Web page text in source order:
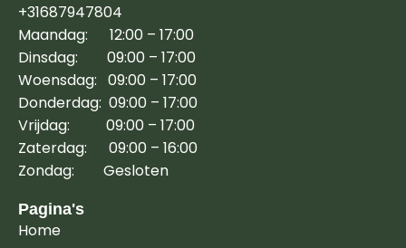
+31687947804
Maandag: 12:00 – 17:00
Dinsdag: 09:00 – 17:00
Woensdag: 09:00 – 17:00
Donderdag: 09:00 – 17:00
Vrijdag: 09:00 – 17:00
Zaterdag: 09:00 – 16:00
Zondag: Gesloten
Pagina's
Home